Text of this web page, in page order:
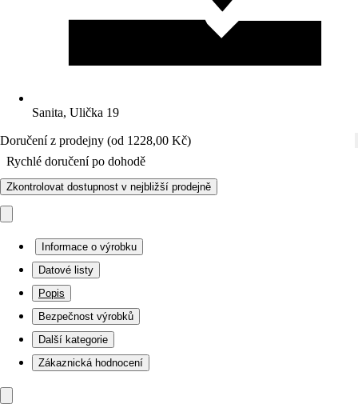
Sanita, Ulička 19
Doručení z prodejny (od 1228,00 Kč)
Rychlé doručení po dohodě
Zkontrolovat dostupnost v nejbližší prodejně
Informace o výrobku
Datové listy
Popis
Bezpečnost výrobků
Další kategorie
Zákaznická hodnocení